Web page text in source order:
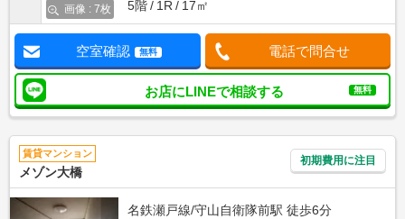
画像 : 7枚
5階
1R 17㎡
空室確認 無料 電話で問合せ
お店にLINEで相談する 無料
賃貸マンション
メゾン大橋
初期費用に注目
名鉄瀬戸線/守山自衛隊前駅 徒歩6分